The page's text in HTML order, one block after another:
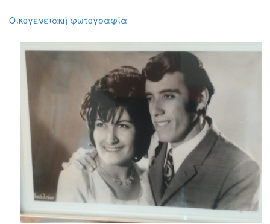
Οικογενειακή φωτογραφία